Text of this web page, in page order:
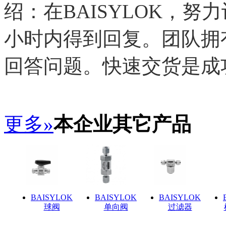
绍：在BAISYLOK，努
小时内得到回复。团队
回答问题。快速交货是
更多»本企业其它产品
BAISYLOK
球阀
BAISYLOK
单向阀
BAISYLOK
过滤器